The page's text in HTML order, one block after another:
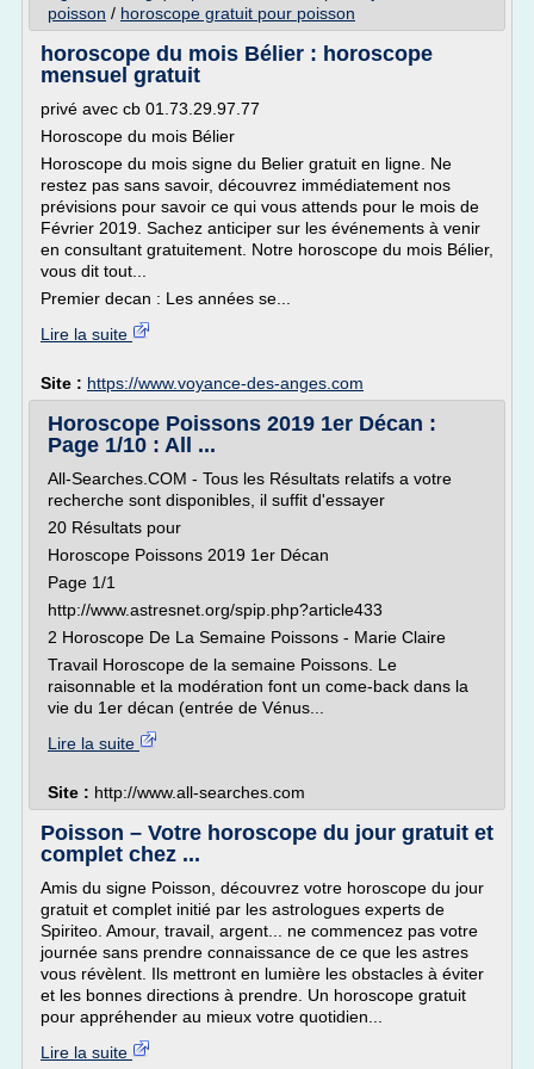
poisson / horoscope gratuit pour poisson
horoscope du mois Bélier : horoscope
mensuel gratuit
privé avec cb 01.73.29.97.77
Horoscope du mois Bélier
Horoscope du mois signe du Belier gratuit en ligne. Ne
restez pas sans savoir, découvrez immédiatement nos
prévisions pour savoir ce qui vous attends pour le mois de
Février 2019. Sachez anticiper sur les événements à venir
en consultant gratuitement. Notre horoscope du mois Bélier,
vous dit tout...
Premier decan : Les années se...
Lire la suite
Site : https://www.voyance-des-anges.com
Horoscope Poissons 2019 1er Décan :
Page 1/10 : All ...
All-Searches.COM - Tous les Résultats relatifs a votre
recherche sont disponibles, il suffit d'essayer
20 Résultats pour
Horoscope Poissons 2019 1er Décan
Page 1/1
http://www.astresnet.org/spip.php?article433
2 Horoscope De La Semaine Poissons - Marie Claire
Travail Horoscope de la semaine Poissons. Le
raisonnable et la modération font un come-back dans la
vie du 1er décan (entrée de Vénus...
Lire la suite
Site : http://www.all-searches.com
Poisson – Votre horoscope du jour gratuit et
complet chez ...
Amis du signe Poisson, découvrez votre horoscope du jour
gratuit et complet initié par les astrologues experts de
Spiriteo. Amour, travail, argent... ne commencez pas votre
journée sans prendre connaissance de ce que les astres
vous révèlent. Ils mettront en lumière les obstacles à éviter
et les bonnes directions à prendre. Un horoscope gratuit
pour appréhender au mieux votre quotidien...
Lire la suite